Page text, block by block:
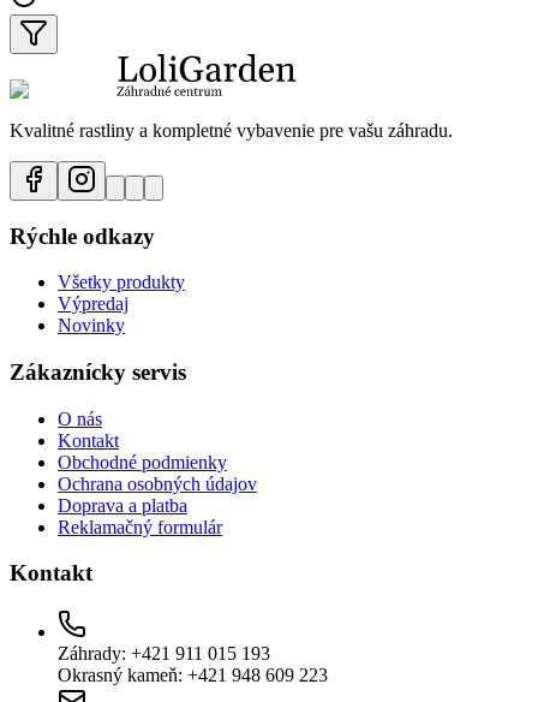
Kvalitné rastliny a kompletné vybavenie pre vašu záhradu.
Rýchle odkazy
Všetky produkty
Výpredaj
Novinky
Zákaznícky servis
O nás
Kontakt
Obchodné podmienky
Ochrana osobných údajov
Doprava a platba
Reklamačný formulár
Kontakt
Záhrady: +421 911 015 193
Okrasný kameň: +421 948 609 223